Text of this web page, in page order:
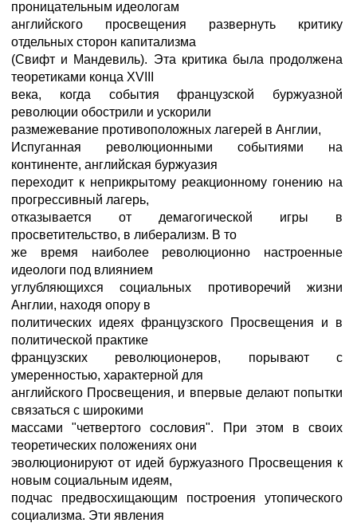
проницательным идеологам
английского просвещения развернуть критику
отдельных сторон капитализма
(Свифт и Мандевиль). Эта критика была продолжена
теоретиками конца XVIII
века, когда события французской буржуазной
революции обострили и ускорили
размежевание противоположных лагерей в Англии,
Испуганная революционными событиями на
континенте, английская буржуазия
переходит к неприкрытому реакционному гонению на
прогрессивный лагерь,
отказывается от демагогической игры в
просветительство, в либерализм. В то
же время наиболее революционно настроенные
идеологи под влиянием
углубляющихся социальных противоречий жизни
Англии, находя опору в
политических идеях французского Просвещения и в
политической практике
французских революционеров, порывают с
умеренностью, характерной для
английского Просвещения, и впервые делают попытки
связаться с широкими
массами "четвертого сословия". При этом в своих
теоретических положениях они
эволюционируют от идей буржуазного Просвещения к
новым социальным идеям,
подчас предвосхищающим построения утопического
социализма. Эти явления